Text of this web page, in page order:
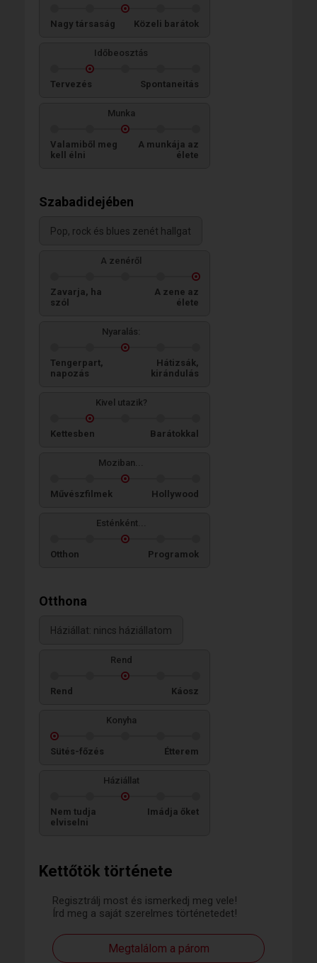
Kettőtök története
Regisztrálj most és ismerkedj meg vele!
Írd meg a saját szerelmes történetedet!
Megtalálom a párom
Nagy társaság Közeli barátok
Időbeosztás
Tervezés Spontaneitás
Munka
Valamiből meg
kell élni
A munkája az
élete
Szabadidejében
Pop, rock és blues zenét hallgat
A zenéről
Zavarja, ha
szól
A zene az
élete
Nyaralás:
Tengerpart,
napozás
Hátizsák,
kirándulás
Kivel utazik?
Kettesben Barátokkal
Moziban...
Művészfilmek Hollywood
Esténként...
Otthon Programok
Otthona
Háziállat: nincs háziállatom
Rend
Rend Káosz
Konyha
Sütés-főzés Étterem
Háziállat
Nem tudja
elviselni
Imádja őket